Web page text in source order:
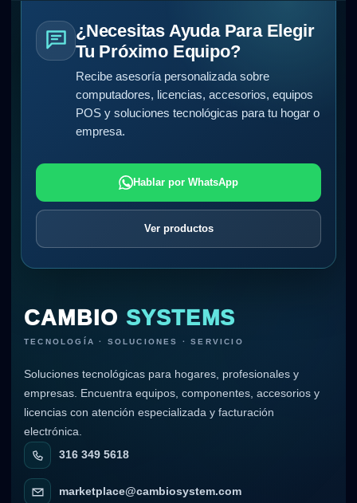
¿Necesitas Ayuda Para Elegir
Tu Próximo Equipo?
Recibe asesoría personalizada sobre
computadores, licencias, accesorios, equipos
POS y soluciones tecnológicas para tu hogar o
empresa.
Hablar por WhatsApp
Ver productos
CAMBIO SYSTEMS
TECNOLOGÍA · SOLUCIONES · SERVICIO
Soluciones tecnológicas para hogares, profesionales y
empresas. Encuentra equipos, componentes, accesorios y
licencias con atención especializada y facturación
electrónica.
316 349 5618
marketplace@cambiosystem.com